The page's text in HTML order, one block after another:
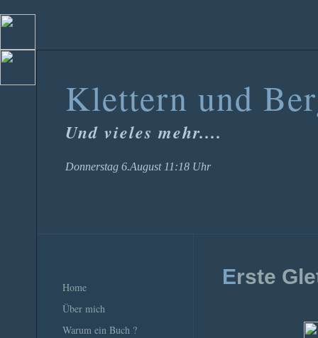
Klettern und
Und vieles mehr....
Donnerstag 6.August 11:18 Uhr
Home
Über mich
Warum ein Buch ?
Erste